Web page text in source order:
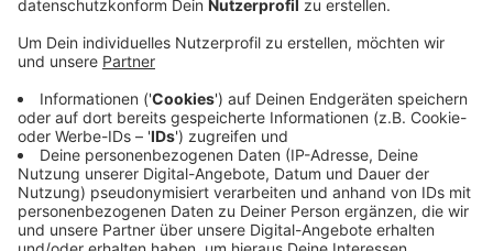
Teilnehmen sollen das Bundesinnenministerium,
natürlich Vertreter aus Bonn, dem Rhein-Sieg-Kreis
sowie Ahrweiler und Neuwied. Außerdem sind noch
Abgesandte der Landesregierungen von NRW und